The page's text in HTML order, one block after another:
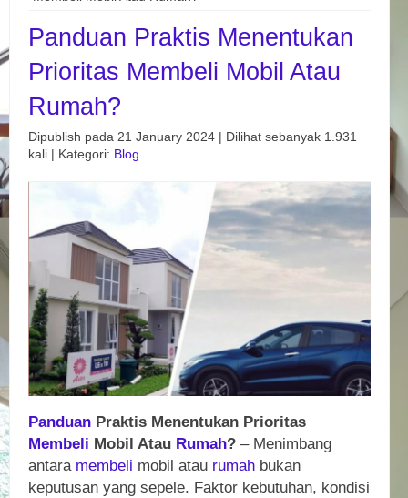
Panduan Praktis Menentukan
Prioritas Membeli Mobil Atau
Rumah?
Dipublish pada 21 January 2024 | Dilihat sebanyak 1.931
kali | Kategori: Blog
Panduan Praktis Menentukan Prioritas
Membeli Mobil Atau Rumah? – Menimbang
antara membeli mobil atau rumah bukan
keputusan yang sepele. Faktor kebutuhan, kondisi